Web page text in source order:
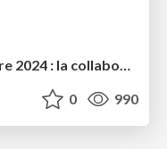
Atelier #BlueHats du 18 octobre 2024 : la collaboration MENJS / Code Lutin
0 990